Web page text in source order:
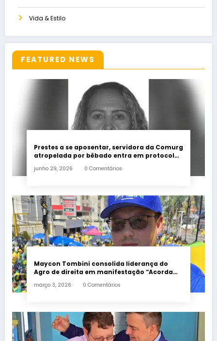
Vida & Estilo
FEATURED NEWS
Prestes a se aposentar, servidora da Comurg
atropelada por bêbado entra em protocolo
junho 29, 2026 0 Comentários
Maycon Tombini consolida liderança do
Agro de direita em manifestação “Acorda
março 3, 2026 0 Comentários